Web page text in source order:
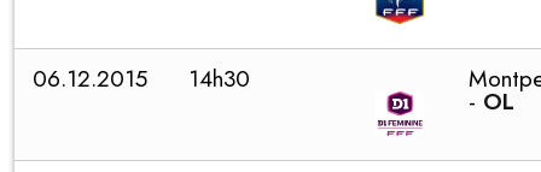
06.12.2015 14h30
- OL